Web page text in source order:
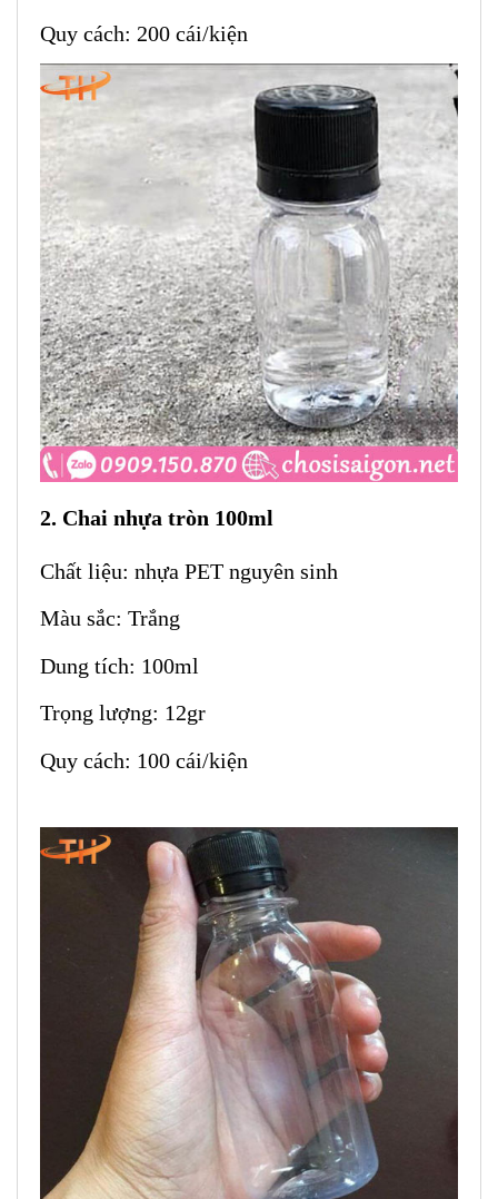
Quy cách: 200 cái/kiện
2. Chai nhựa tròn 100ml
Chất liệu: nhựa PET nguyên sinh
Màu sắc: Trắng
Dung tích: 100ml
Trọng lượng: 12gr
Quy cách: 100 cái/kiện